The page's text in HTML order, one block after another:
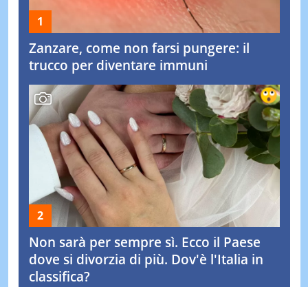
Zanzare, come non farsi pungere: il
trucco per diventare immuni
Non sarà per sempre sì. Ecco il Paese
dove si divorzia di più. Dov'è l'Italia in
classifica?